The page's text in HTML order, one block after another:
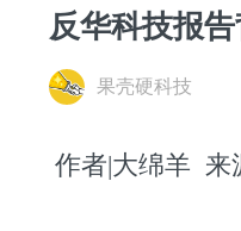
反华科技报
果壳硬科技
作者|大绵羊 来